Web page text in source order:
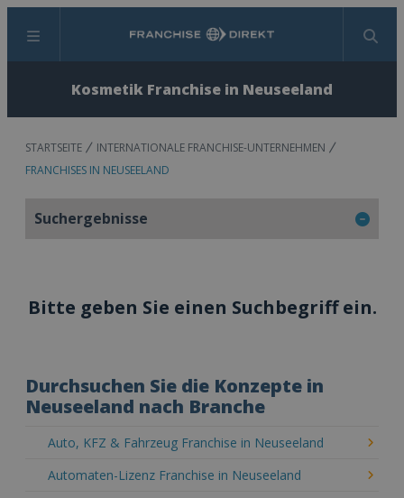
Menü Suchen
Kosmetik Franchise in Neuseeland
STARTSEITE
INTERNATIONALE FRANCHISE-UNTERNEHMEN
FRANCHISES IN NEUSEELAND
Suchergebnisse
Bitte geben Sie einen Suchbegriff ein.
Durchsuchen Sie die Konzepte in
Neuseeland nach Branche
Auto, KFZ & Fahrzeug Franchise in Neuseeland
Automaten-Lizenz Franchise in Neuseeland